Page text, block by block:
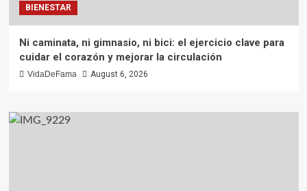
BIENESTAR
Ni caminata, ni gimnasio, ni bici: el ejercicio clave para
cuidar el corazón y mejorar la circulación
VidaDeFama August 6, 2026